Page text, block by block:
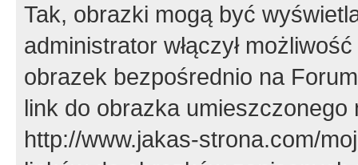
Tak, obrazki mogą być
administrator włączył
obrazek bezpośrednio na
link do obrazka
http://www.jakas-strona.com/